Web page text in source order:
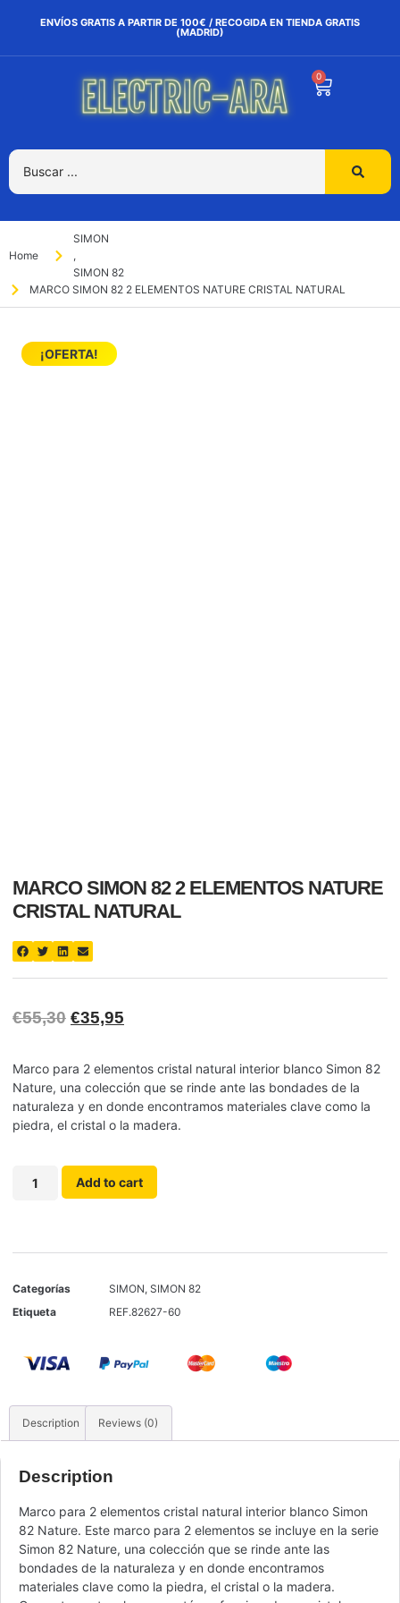
ENVÍOS GRATIS A PARTIR DE 100€ / RECOGIDA EN TIENDA GRATIS
(MADRID)
0
Home
SIMON
,
SIMON 82
MARCO SIMON 82 2 ELEMENTOS NATURE CRISTAL NATURAL
¡OFERTA!
MARCO SIMON 82 2 ELEMENTOS NATURE
CRISTAL NATURAL
€55,30 €35,95
Marco para 2 elementos cristal natural interior blanco Simon 82
Nature, una colección que se rinde ante las bondades de la
naturaleza y en donde encontramos materiales clave como la
piedra, el cristal o la madera.
Add to cart
Categorías SIMON, SIMON 82
Etiqueta
REF.82627-60
Description Reviews (0)
Description
Marco para 2 elementos cristal natural interior blanco Simon
82 Nature. Este marco para 2 elementos se incluye en la serie
Simon 82 Nature, una colección que se rinde ante las
bondades de la naturaleza y en donde encontramos
materiales clave como la piedra, el cristal o la madera.